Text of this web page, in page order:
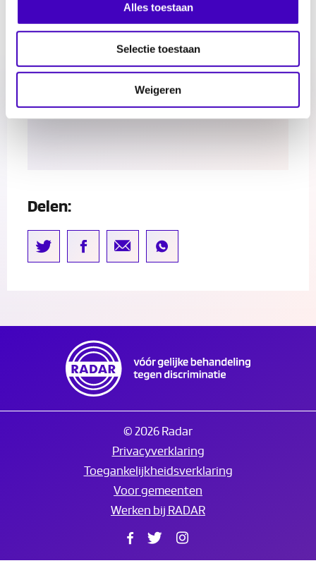
Alles toestaan
Selectie toestaan
Weigeren
Spotify-kanaalvoor alle afleveringen!
Delen:
© 2026 Radar
Privacyverklaring
Toegankelijkheidsverklaring
Voor gemeenten
Werken bij RADAR
Facebook
Twitter